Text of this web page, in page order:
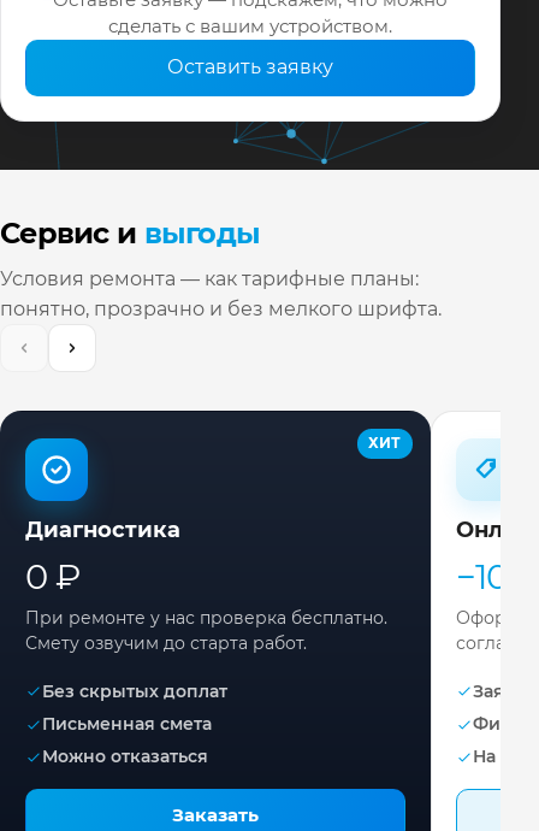
сделать с вашим устройством.
Оставить заявку
Сервис и выгоды
Условия ремонта — как тарифные планы:
понятно, прозрачно и без мелкого шрифта.
ХИТ
Диагностика
0 ₽
При ремонте у нас проверка бесплатно.
Смету озвучим до старта работ.
Без скрытых доплат
Письменная смета
Можно отказаться
Заказать
−10%
Заявка
На